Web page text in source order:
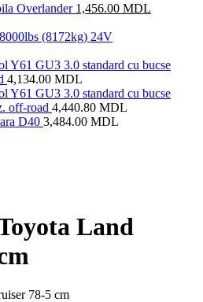
Overlander 1,456.00 MDL
(8172kg) 24V
Y61 GU3 3.0 standard cu bucse
4,134.00 MDL
Y61 GU3 3.0 standard cu bucse
off-road 4,440.80 MDL
D40 3,484.00 MDL
Land
78-5 cm